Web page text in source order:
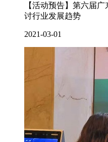
【活动预告】第六届
讨行业发展趋势
2021-03-01